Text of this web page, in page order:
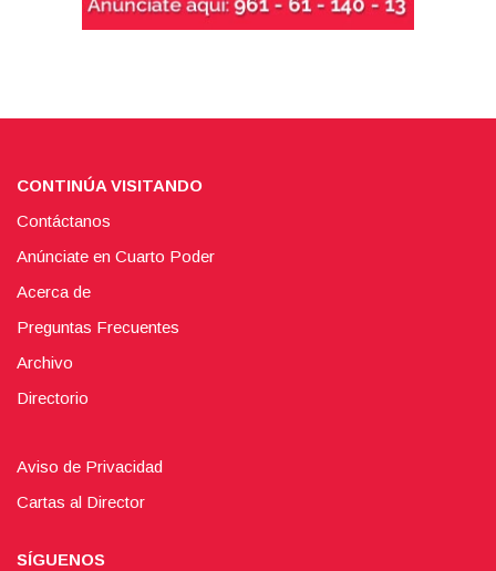
CONTINÚA VISITANDO
Contáctanos
Anúnciate en Cuarto Poder
Acerca de
Preguntas Frecuentes
Archivo
Directorio
Aviso de Privacidad
Cartas al Director
SÍGUENOS